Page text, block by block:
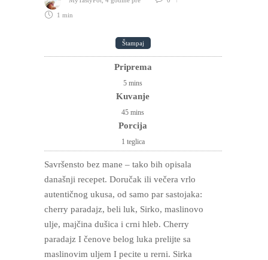
1 min
Štampaj
Priprema
5 mins
Kuvanje
45 mins
Porcija
1 teglica
Savršensto bez mane – tako bih opisala
današnji recepet. Doručak ili večera vrlo
autentičnog ukusa, od samo par sastojaka:
cherry paradajz, beli luk, Sirko, maslinovo
ulje, majčina dušica i crni hleb. Cherry
paradajz I čenove belog luka prelijte sa
maslinovim uljem I pecite u rerni. Sirka